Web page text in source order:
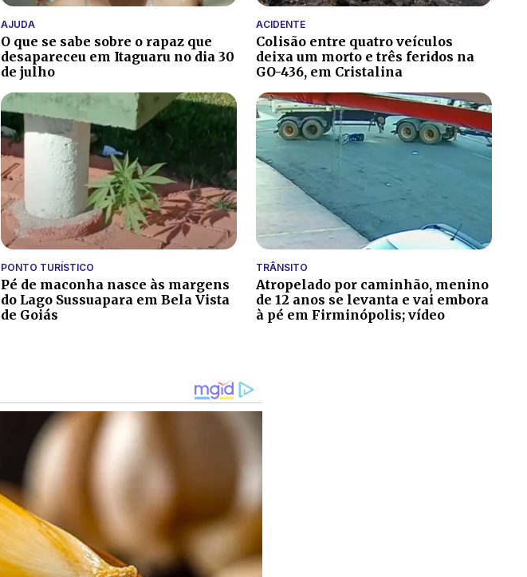
AJUDA
O que se sabe sobre o rapaz que
desapareceu em Itaguaru no dia 30
de julho
ACIDENTE
Colisão entre quatro veículos
deixa um morto e três feridos na
GO-436, em Cristalina
PONTO TURÍSTICO
Pé de maconha nasce às margens
do Lago Sussuapara em Bela Vista
de Goiás
TRÂNSITO
Atropelado por caminhão, menino
de 12 anos se levanta e vai embora
à pé em Firminópolis; vídeo